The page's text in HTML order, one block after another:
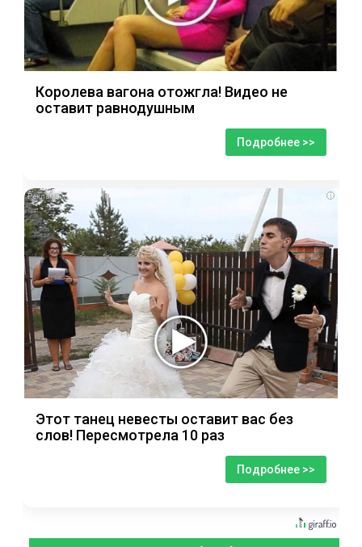
Королева вагона отожгла! Видео не
оставит равнодушным
Подробнее >>
i
Этот танец невесты оставит вас без
слов! Пересмотрела 10 раз
Подробнее >>